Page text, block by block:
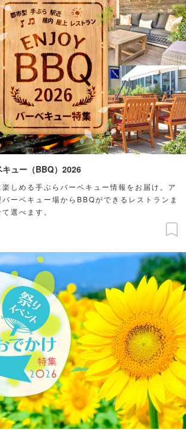
ュー（BBQ）2026
しめる手ぶらバーベキュー情報をお届け。ア
ーベキュー場からBBQができるレストランま
選べます。